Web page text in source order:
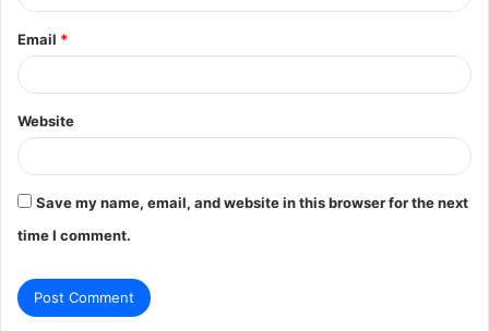
Email *
Website
Save my name, email, and website in this browser for the next
time I comment.